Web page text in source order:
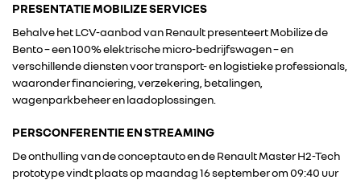
ALLIANCE
IN DE MEDIA
PRESENTATIE MOBILIZE SERVICES
Behalve het LCV-aanbod van Renault presenteert Mobilize de
Bento – een 100% elektrische micro-bedrijfswagen – en
verschillende diensten voor transport- en logistieke professionals,
waaronder financiering, verzekering, betalingen,
wagenparkbeheer en laadoplossingen.
PERSCONFERENTIE EN STREAMING
De onthulling van de conceptauto en de Renault Master H2-Tech
prototype vindt plaats op maandag 16 september om 09:40 uur